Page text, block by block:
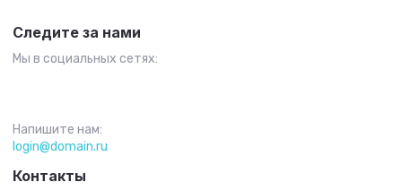
Следите за нами
Мы в социальных сетях:
Напишите нам:
login@domain.ru
Контакты